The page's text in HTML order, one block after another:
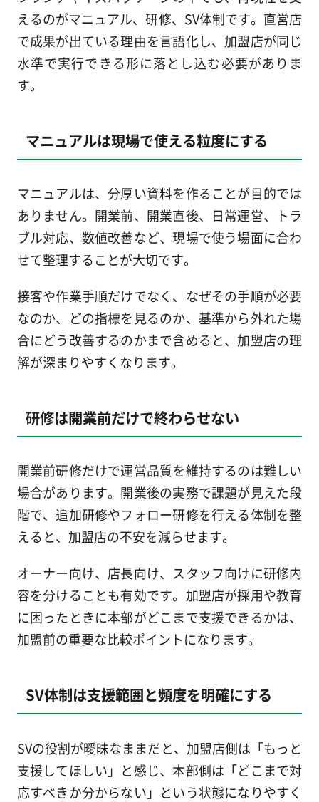
えるのがマニュアル、研修、SV体制です。直営店
で成果が出ている理由を言語化し、加盟店が同じ
水準で実行できる形に落とし込む必要がありま
す。
マニュアルは現場で使える粒度にする
マニュアルは、分厚い資料を作ることが目的では
ありません。開業前、開業直後、日常運営、トラ
ブル対応、数値改善など、現場で使う場面に合わ
せて整理することが大切です。
接客や作業手順だけでなく、なぜその手順が必要
なのか、どの指標を見るのか、基準から外れた場
合にどう改善するのかまで含めると、加盟店の理
解が深まりやすくなります。
研修は開業前だけで終わらせない
開業前研修だけで運営品質を維持するのは難しい
場合があります。開業後の実務で課題が見えた段
階で、追加研修やフォロー研修を行える体制を整
えると、加盟店の不安を減らせます。
オーナー向け、店長向け、スタッフ向けに研修内
容を分けることも有効です。加盟店が採用や教育
に困ったときに本部がどこまで支援できるかは、
加盟前の重要な比較ポイントになります。
SV体制は支援範囲と頻度を明確にする
SVの役割が曖昧なままだと、加盟店側は「もっと
支援してほしい」と感じ、本部側は「どこまで対
応すべきか分からない」という状態になりやすく